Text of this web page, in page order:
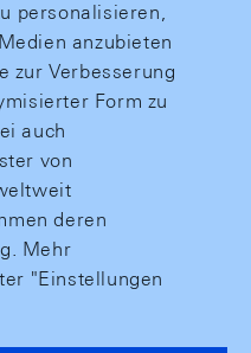
personalisieren,
anzubieten
zur Verbesserung
Form zu
auch
von
deren
Mehr
"Einstellungen